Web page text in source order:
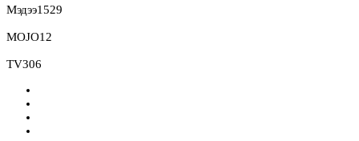
Мэдээ1529
MOJO12
TV306